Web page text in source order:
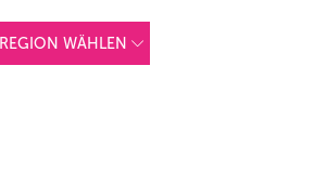
REGION WÄHLEN